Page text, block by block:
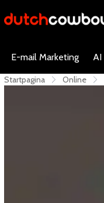
E-mail Marketing AI
Startpagina Online